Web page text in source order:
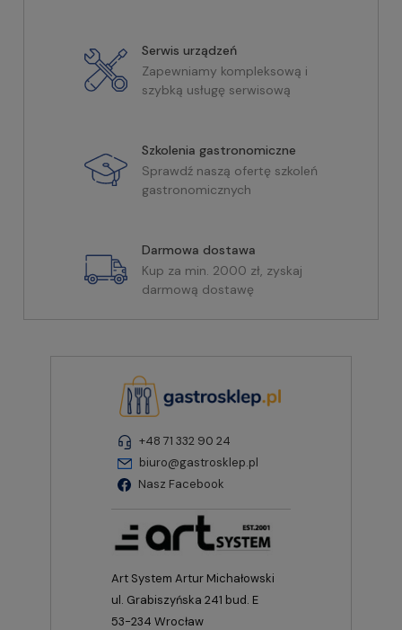
Serwis urządzeń
Zapewniamy kompleksową i
szybką usługę serwisową
Szkolenia gastronomiczne
Sprawdź naszą ofertę szkoleń
gastronomicznych
Darmowa dostawa
Kup za min. 2000 zł, zyskaj
darmową dostawę
+48 71 332 90 24
biuro@gastrosklep.pl
Nasz Facebook
Art System Artur Michałowski
ul. Grabiszyńska 241 bud. E
53-234 Wrocław